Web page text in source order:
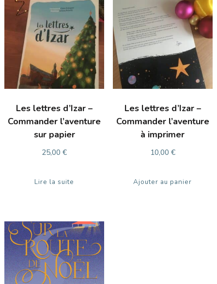
Les lettres d’Izar –
Commander l’aventure
sur papier
25,00€
Lire la suite
Les lettres d’Izar –
Commander l’aventure
à imprimer
10,00 €
Ajouter au panier